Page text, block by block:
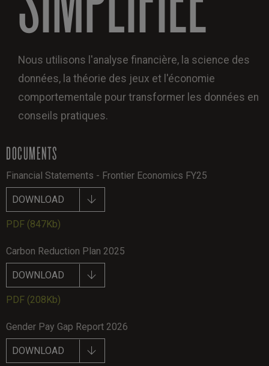
Nous utilisons l'analyse financière, la science des
données, la théorie des jeux et l'économie
comportementale pour transformer les données en
conseils pratiques.
DOCUMENTS
Financial Statements - Frontier Economics FY25
DOWNLOAD
PDF (847Kb)
Carbon Reduction Plan 2025
DOWNLOAD
PDF (208Kb)
Gender Pay Gap Report 2026
DOWNLOAD